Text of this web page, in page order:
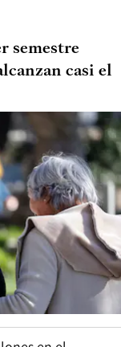
semestre
casi el